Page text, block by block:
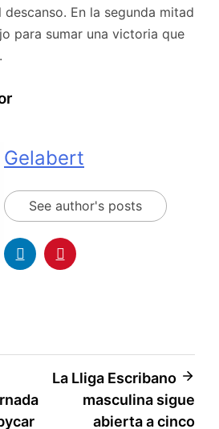
En la segunda mitad
para sumar una victoria que
Gelabert
See author's posts
La Lliga Escribano
masculina sigue
abierta a cinco